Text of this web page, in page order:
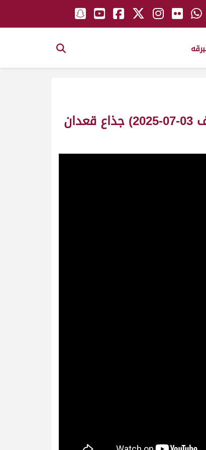
ش8 النداوي لـ علي شافي علوش العجمي (السباق الصيفي الثاني ميدان الطائف 03-07-2025) جذاع قعدان